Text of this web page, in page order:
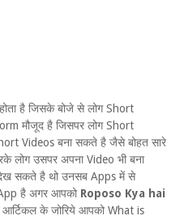
है जिसके बोजे से लोग Short
मौजूद है जिसपर लोग Short
Videos बना सकते है जैसे बोहत सारे
लोग उसपर अपना Video भी बना
सकते है थो उनसब Apps में से
है अगर आपको Roposo Kya hai
आर्टिकल के जोरिये आपको What is